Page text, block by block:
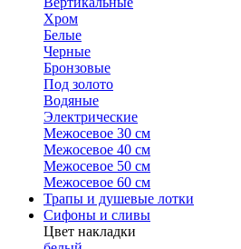
Хром
Белые
Черные
Бронзовые
Под золото
Водяные
Электрические
Межосевое 30 см
Межосевое 40 см
Межосевое 50 см
Межосевое 60 см
Трапы и душевые лотки
Сифоны и сливы
Цвет накладки